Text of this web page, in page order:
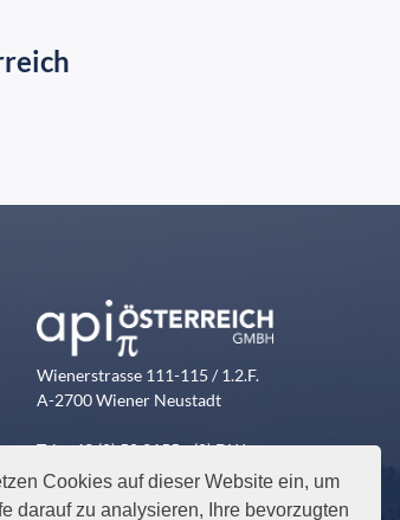
Cookies auf dieser Website ein, um
darauf zu analysieren, Ihre bevorzugten
Wienerstrasse 111-115 / 1.2.F.
A-2700 Wiener Neustadt
Tel: +43 (0) 50 2155 - (0) DW
vertrieb@api-oesterreich.at